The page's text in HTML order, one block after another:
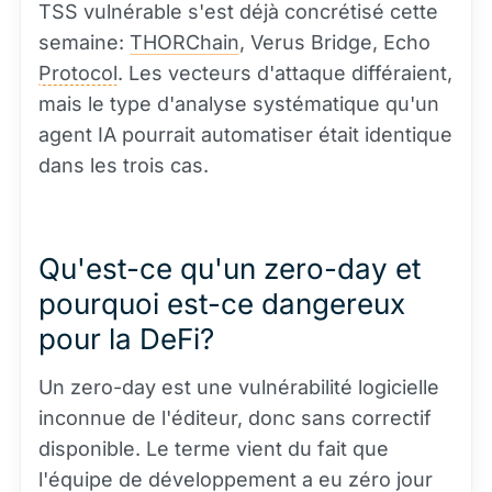
TSS vulnérable s'est déjà concrétisé cette
semaine: THORChain, Verus Bridge, Echo
Protocol. Les vecteurs d'attaque différaient,
mais le type d'analyse systématique qu'un
agent IA pourrait automatiser était identique
dans les trois cas.
Qu'est-ce qu'un zero-day et
pourquoi est-ce dangereux
pour la DeFi?
Un zero-day est une vulnérabilité logicielle
inconnue de l'éditeur, donc sans correctif
disponible. Le terme vient du fait que
l'équipe de développement a eu zéro jour